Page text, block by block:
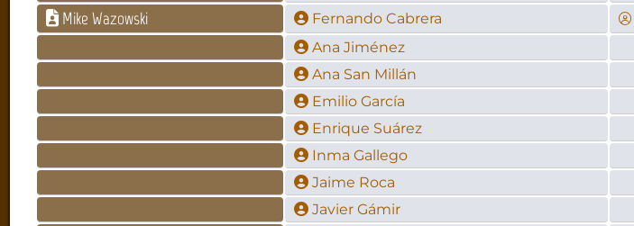
Mike Wazowski Fernando Cabrera
Ana Jiménez
Ana San Millán
Emilio García
Enrique Suárez
Inma Gallego
Jaime Roca
Javier Gámir